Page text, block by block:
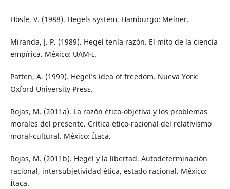
Hösle, V. (1988). Hegels system. Hamburgo: Meiner.
Miranda, J. P. (1989). Hegel tenía razón. El mito de la ciencia
empírica. México: UAM-I.
Patten, A. (1999). Hegel’s idea of freedom. Nueva York:
Oxford University Press.
Rojas, M. (2011a). La razón ético-objetiva y los problemas
morales del presente. Crítica ético-racional del relativismo
moral-cultural. México: Ítaca.
Rojas, M. (2011b). Hegel y la libertad. Autodeterminación
racional, intersubjetividad ética, estado racional. México:
Ítaca.